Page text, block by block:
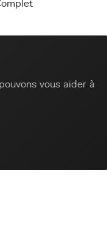
vous aider à